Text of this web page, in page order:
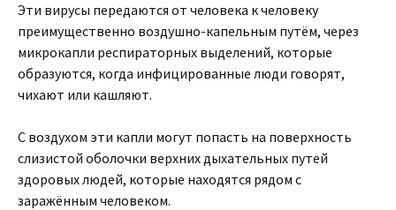
Эти вирусы передаются от человека к человеку
преимущественно воздушно-капельным путём, через
микрокапли респираторных выделений, которые
образуются, когда инфицированные люди говорят,
чихают или кашляют.
С воздухом эти капли могут попасть на поверхность
слизистой оболочки верхних дыхательных путей
здоровых людей, которые находятся рядом с
заражённым человеком.